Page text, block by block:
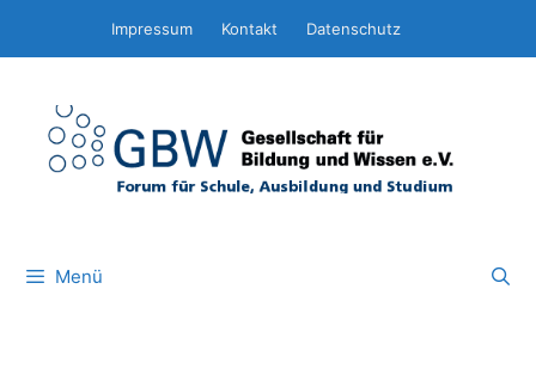
springen
Impressum Kontakt Datenschutz
Menü